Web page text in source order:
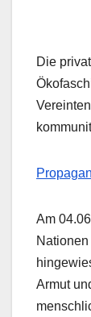
Die
Am
Armut